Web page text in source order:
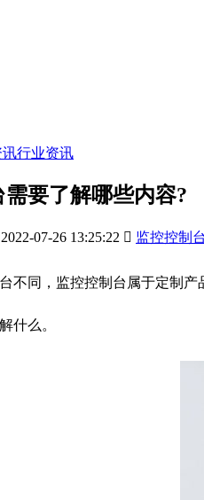
讯行业资讯
要了解哪些内容?
2022-07-26 13:25:22  监控控制台
同，监控控制台属于定制产
什么。